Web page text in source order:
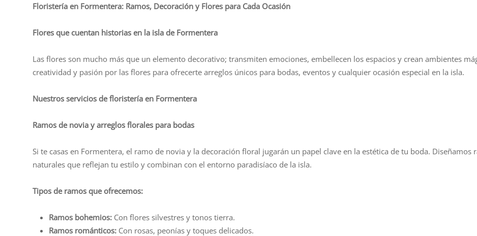
Floristería en Formentera: Ramos, Decoración y Flores para Cada Ocasión
Flores que cuentan historias en la isla de Formentera
Las flores son mucho más que un elemento decorativo; transmiten emociones, embellecen los espacios y crean ambientes
creatividad y pasión por las flores para ofrecerte arreglos únicos para bodas, eventos y cualquier ocasión especial en la isla.
Nuestros servicios de floristería en Formentera
Ramos de novia y arreglos florales para bodas
Si te casas en Formentera, el ramo de novia y la decoración floral jugarán un papel clave en la estética de tu boda. Diseñamos
naturales que reflejan tu estilo y combinan con el entorno paradisíaco de la isla.
Tipos de ramos que ofrecemos:
Ramos bohemios: Con flores silvestres y tonos tierra.
Ramos románticos: Con rosas, peonías y toques delicados.